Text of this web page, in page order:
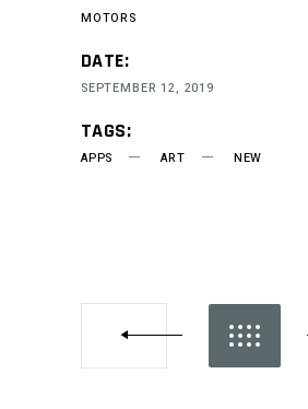
MOTORS
DATE:
SEPTEMBER 12, 2019
TAGS:
APPS ART NEW